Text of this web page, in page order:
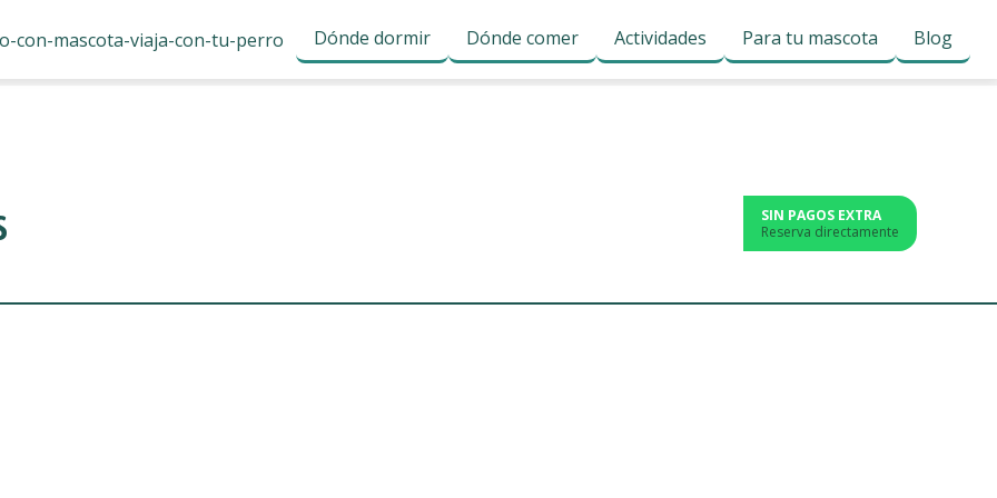
Dónde dormir Dónde comer Actividades Para tu mascota Blog
SIN PAGOS EXTRA
Reserva directamente